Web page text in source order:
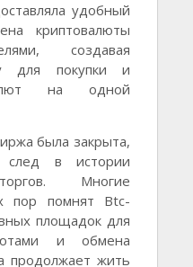
удобный
криптовалюты
создавая
для покупки и
на одной
была закрыта,
след в истории
Многие
пор помнят Btc-
площадок для
и обмена
продолжает жить